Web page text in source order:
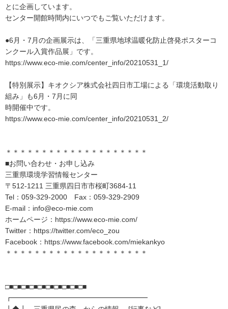
とに企画しています。
センター開館時間内にいつでもご覧いただけます。
●6月・7月の企画展示は、「三重県地球温暖化防止啓発ポスターコ
ンクール入賞作品展」です。
https://www.eco-mie.com/center_info/20210531_1/
【特別展示】キオクシア株式会社四日市工場による「環境活動取り
組み」も6月・7月に同
時開催中です。
https://www.eco-mie.com/center_info/20210531_2/
＊＊＊＊＊＊＊＊＊＊＊＊＊＊＊＊＊＊＊＊
■お問い合わせ・お申し込み
三重県環境学習情報センター
〒512-1211 三重県四日市市桜町3684-11
Tel：059-329-2000 Fax：059-329-2909
E-mail：info@eco-mie.com
ホームページ：https://www.eco-mie.com/
Twitter：https://twitter.com/eco_zou
Facebook：https://www.facebook.com/miekankyo
＊＊＊＊＊＊＊＊＊＊＊＊＊＊＊＊＊＊＊＊
□■□■□■□■□■□■□■□■□■□■
┏━━━━━━━━━━━━━━━━━━━